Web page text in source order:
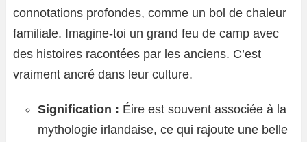
connotations profondes, comme un bol de chaleur
familiale. Imagine-toi un grand feu de camp avec
des histoires racontées par les anciens. C’est
vraiment ancré dans leur culture.
Signification : Éire est souvent associée à la
mythologie irlandaise, ce qui rajoute une belle